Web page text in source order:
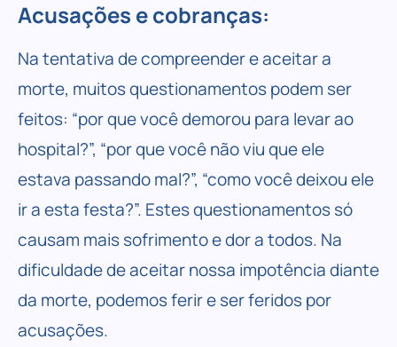
Acusações e cobranças:
Na tentativa de compreender e aceitar a
morte, muitos questionamentos podem ser
feitos: “por que você demorou para levar ao
hospital?”, “por que você não viu que ele
estava passando mal?”, “como você deixou ele
ir a esta festa?”. Estes questionamentos só
causam mais sofrimento e dor a todos. Na
dificuldade de aceitar nossa impotência diante
da morte, podemos ferir e ser feridos por
acusações.